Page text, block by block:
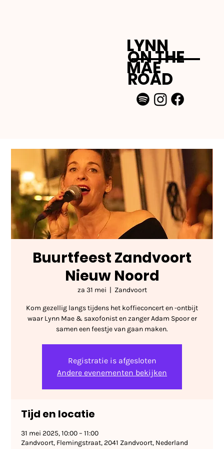
LYNN
MAE
ON THE
ROAD
Buurtfeest Zandvoort
Nieuw Noord
za 31 mei
  |
Zandvoort
Kom gezellig langs tijdens het koffieconcert en -ontbijt
waar Lynn Mae & saxofonist en zanger Adam Spoor er
samen een feestje van gaan maken.
Registratie is afgesloten
Andere evenementen bekijken
Tijd en locatie
31 mei 2025, 10:00 – 11:00
Zandvoort, Flemingstraat, 2041 Zandvoort, Nederland